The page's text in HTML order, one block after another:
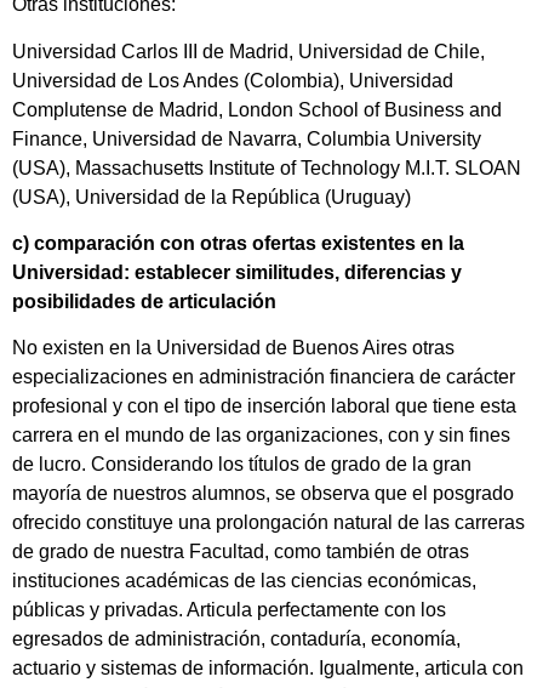
Otras instituciones:
Universidad Carlos III de Madrid, Universidad de Chile,
Universidad de Los Andes (Colombia), Universidad
Complutense de Madrid, London School of Business and
Finance, Universidad de Navarra, Columbia University
(USA), Massachusetts Institute of Technology M.I.T. SLOAN
(USA), Universidad de la República (Uruguay)
c) comparación con otras ofertas existentes en la
Universidad: establecer similitudes, diferencias y
posibilidades de articulación
No existen en la Universidad de Buenos Aires otras
especializaciones en administración financiera de carácter
profesional y con el tipo de inserción laboral que tiene esta
carrera en el mundo de las organizaciones, con y sin fines
de lucro. Considerando los títulos de grado de la gran
mayoría de nuestros alumnos, se observa que el posgrado
ofrecido constituye una prolongación natural de las carreras
de grado de nuestra Facultad, como también de otras
instituciones académicas de las ciencias económicas,
públicas y privadas. Articula perfectamente con los
egresados de administración, contaduría, economía,
actuario y sistemas de información. Igualmente, articula con